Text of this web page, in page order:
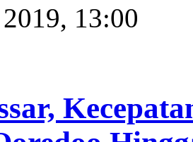
13:00